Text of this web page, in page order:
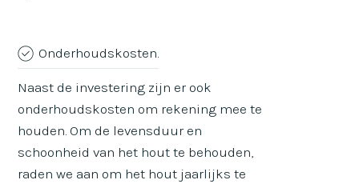
Onderhoudskosten.
Naast de investering zijn er ook
onderhoudskosten om rekening mee te
houden. Om de levensduur en
schoonheid van het hout te behouden,
raden we aan om het hout jaarlijks te